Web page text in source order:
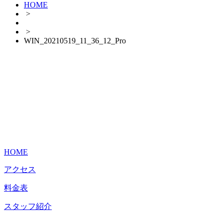
HOME
>
>
WIN_20210519_11_36_12_Pro
HOME
アクセス
料金表
スタッフ紹介